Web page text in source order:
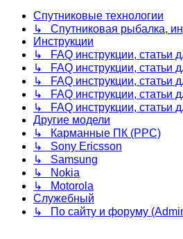
Спутниковые технологии
↳ Спутниковая рыбалка,
Инструкции
↳ FAQ инструкции, статьи
↳ FAQ инструкции, статьи
↳ FAQ инструкции, статьи
↳ FAQ инструкции, статьи
↳ FAQ инструкции, статьи
Другие модели
↳ Карманные ПК (PPC)
↳ Sony Ericsson
↳ Samsung
↳ Nokia
↳ Motorola
Служебный
↳ По сайту и форуму